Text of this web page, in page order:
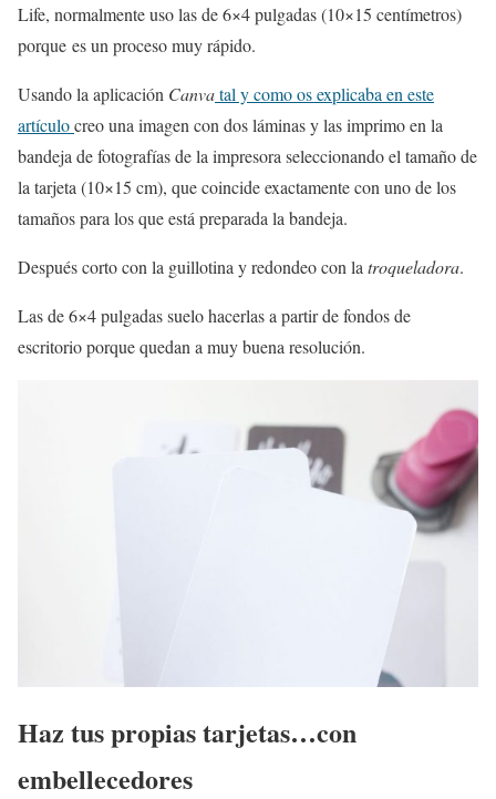
Life, normalmente uso las de 6×4 pulgadas (10×15 centímetros)
porque es un proceso muy rápido.
Usando la aplicación Canvatal y como os explicaba en este
artículocreo una imagen con dos láminas y las imprimo en la
bandeja de fotografías de la impresora seleccionando el tamaño de
la tarjeta (10×15 cm), que coincide exactamente con uno de los
tamaños para los que está preparada la bandeja.
Después corto con la guillotina y redondeo con la troqueladora.
Las de 6×4 pulgadas suelo hacerlas a partir de fondos de
escritorio porque quedan a muy buena resolución.
Haz tus propias tarjetas…con
embellecedores